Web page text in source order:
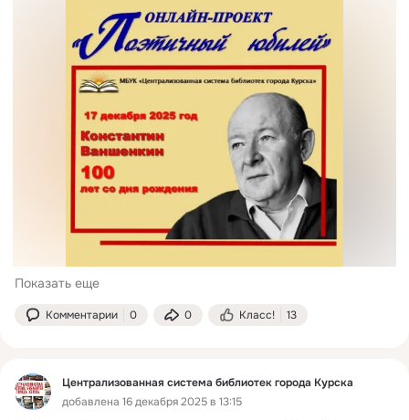
Показать еще
Комментарии 0 0 Класс! 13
Централизованная система библиотек города Курска
добавлена 16 декабря 2025 в 13:15